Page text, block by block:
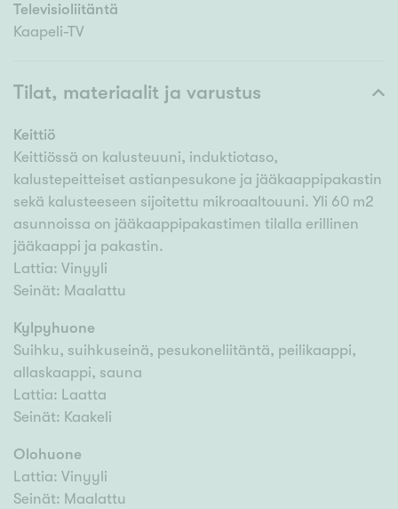
Televisioliitäntä
Kaapeli-TV
Tilat, materiaalit ja varustus
Keittiö
Keittiössä on kalusteuuni, induktiotaso,
kalustepeitteiset astianpesukone ja jääkaappipakastin
sekä kalusteeseen sijoitettu mikroaaltouuni. Yli 60 m2
asunnoissa on jääkaappipakastimen tilalla erillinen
jääkaappi ja pakastin.
Lattia: Vinyyli
Seinät: Maalattu
Kylpyhuone
Suihku, suihkuseinä, pesukoneliitäntä, peilikaappi,
allaskaappi, sauna
Lattia: Laatta
Seinät: Kaakeli
Olohuone
Lattia: Vinyyli
Seinät: Maalattu